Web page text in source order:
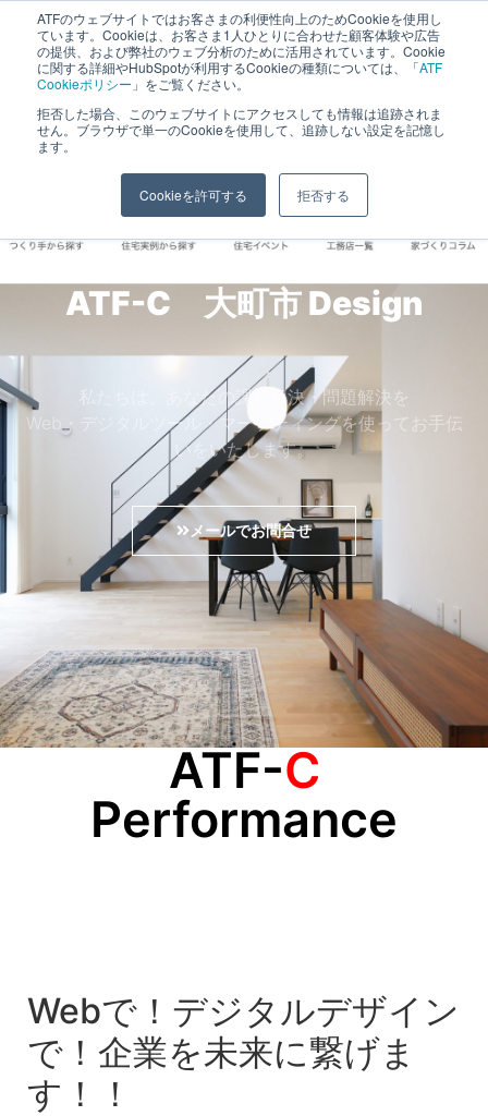
ATFのウェブサイトではお客さまの利便性向上のためCookieを使用し
ています。Cookieは、お客さま1人ひとりに合わせた顧客体験や広告
の提供、および弊社のウェブ分析のために活用されています。Cookie
に関する詳細やHubSpotが利用するCookieの種類については、「ATF
Cookieポリシー 」をご覧ください。
拒否した場合、このウェブサイトにアクセスしても情報は追跡されま
せん。ブラウザで単一のCookieを使用して、追跡しない設定を記憶し
ます。
Cookieを許可する 拒否する
長野県長野市・松本市ウェブ制作事業部 コンサルティングFIRM
大町市
ATF-C 大町市 SNS
私たちは、あなたの課題解決・問題解決を
Web・デジタルツール・マーケティングを使ってお手伝
いをいたします。
メールでお問合せ
ATF-C
Performance
Webで！デジタルデザイン
で！企業を未来に繋げま
す！！